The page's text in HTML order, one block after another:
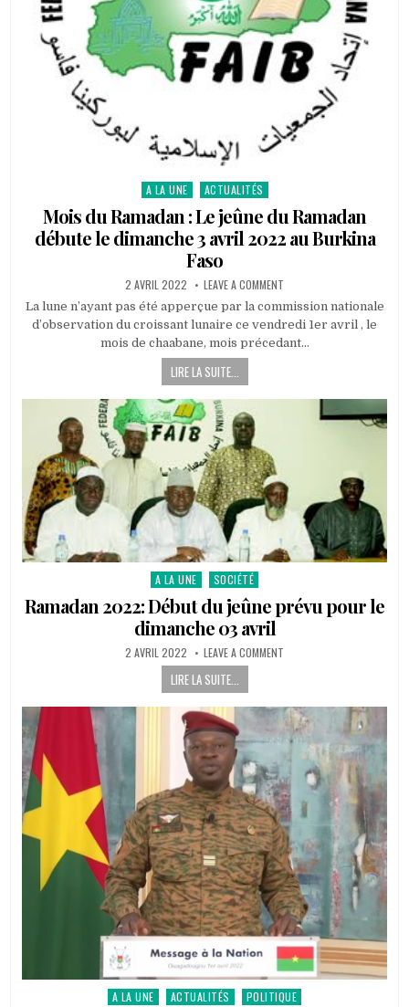
Posted
A LA UNE ACTUALITÉS
Mois du Ramadan : Le jeûne du Ramadan
débute le dimanche 3 avril 2022 au Burkina
Faso
PUBLISHED
DATE:
2 AVRIL 2022 LEAVE A COMMENT
DU
RAMADAN
:
LE
JEÛNE
DIMANCHE
La lune n’ayant pas été apperçue par la commission nationale
d’observation du croissant lunaire ce vendredi 1er avril , le
mois de chaabane, mois précedant…
LIRE LA SUITE...
Posted
in
A LA UNE SOCIÉTÉ
Ramadan 2022: Début du jeûne prévu pour le
dimanche 03 avril
PUBLISHED
DATE:
2 AVRIL 2022 LEAVE A COMMENT
JEÛNE
PRÉVU
POUR
LE
DIMANCHE
03
AVRIL
LIRE LA SUITE...
Posted
A LA UNE ACTUALITÉS POLITIQUE